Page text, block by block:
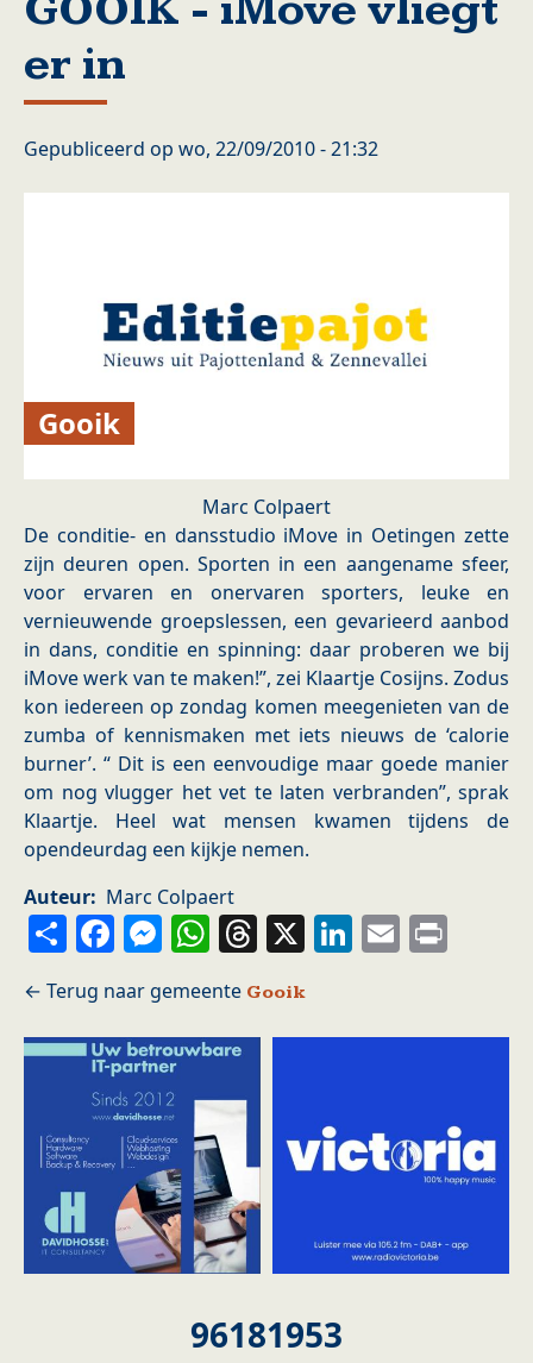
er in
Gepubliceerd op wo, 22/09/2010 - 21:32
Gooik
Marc Colpaert
De conditie- en dansstudio iMove in Oetingen zette
zijn deuren open. Sporten in een aangename sfeer,
voor ervaren en onervaren sporters, leuke en
vernieuwende groepslessen, een gevarieerd aanbod
in dans, conditie en spinning: daar proberen we bij
iMove werk van te maken!”, zei Klaartje Cosijns. Zodus
kon iedereen op zondag komen meegenieten van de
zumba of kennismaken met iets nieuws de ‘calorie
burner’. “ Dit is een eenvoudige maar goede manier
om nog vlugger het vet te laten verbranden”, sprak
Klaartje. Heel wat mensen kwamen tijdens de
opendeurdag een kijkje nemen.
Auteur
Marc Colpaert
ShareFacebook
Messenger
WhatsApp
Threads
X LinkedIn
Email
Gooik
96181953